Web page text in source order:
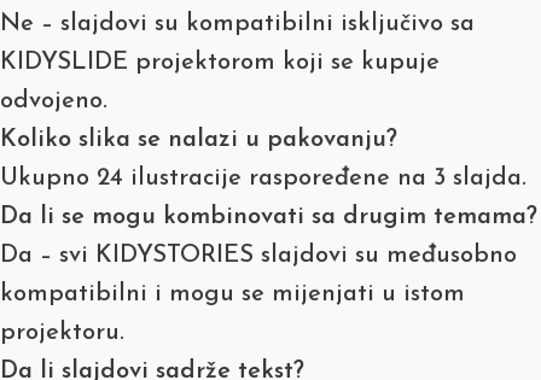
Ne – slajdovi su kompatibilni isključivo sa
KIDYSLIDE projektorom koji se kupuje
odvojeno.
Koliko slika se nalazi u pakovanju?
Ukupno 24 ilustracije raspoređene na 3 slajda.
Da li se mogu kombinovati sa drugim temama?
Da – svi KIDYSTORIES slajdovi su međusobno
kompatibilni i mogu se mijenjati u istom
projektoru.
Da li slajdovi sadrže tekst?